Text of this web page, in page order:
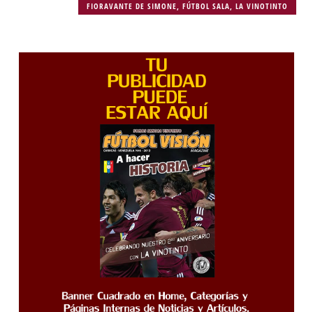
FIORAVANTE DE SIMONE,FÚTBOL SALA,LA VINOTINTO